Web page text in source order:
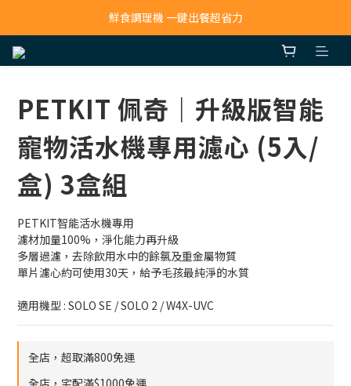
寵物吸毛機 吸毛清淨抗敏一次搞定
鮮食調理機 一鍵出餐超省力
PETKIT 佩奇｜升級版智能
寵物活水機專用濾心 (5入/
盒) 3盒組
PETKIT智能活水機專用
濾材加量100%，淨化能力再升級
多層過濾，去除飲用水中的餘氯及重金屬物質
單片濾心約可使用30天，給予毛孩最純淨的水質
適用機型 : SOLO SE / SOLO 2 / W4X-UVC
全店，超取滿800免運